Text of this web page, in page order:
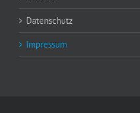
Datenschutz
Impressum